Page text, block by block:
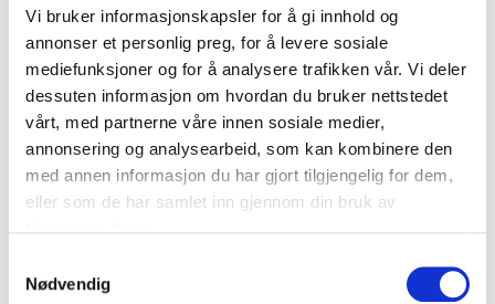
Vi bruker informasjonskapsler for å gi innhold og
annonser et personlig preg, for å levere sosiale
mediefunksjoner og for å analysere trafikken vår. Vi deler
dessuten informasjon om hvordan du bruker nettstedet
vårt, med partnerne våre innen sosiale medier,
annonsering og analysearbeid, som kan kombinere den
med annen informasjon du har gjort tilgjengelig for dem,
eller som de har samlet inn gjennom din bruk av
Nødvendig
Se dokumenter
Dokumenter